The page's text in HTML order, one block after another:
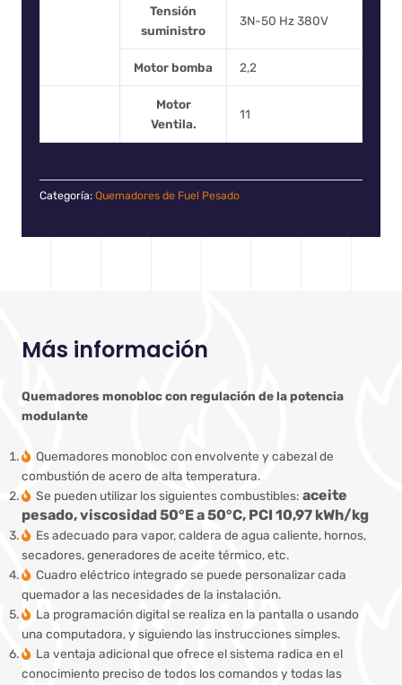
Tensión
suministro
3N-50 Hz 380V
Motor bomba 2,2
Motor
Ventila.
11
Categoría: Quemadores de Fuel Pesado
Más información
Quemadores monobloc con regulación de la potencia
modulante
Quemadores monobloc con envolvente y cabezal de
combustión de acero de alta temperatura.
Se pueden utilizar los siguientes combustibles: aceite
pesado, viscosidad 50°E a 50°C, PCI 10,97 kWh/kg
Es adecuado para vapor, caldera de agua caliente, hornos,
secadores, generadores de aceite térmico, etc.
Cuadro eléctrico integrado se puede personalizar cada
quemador a las necesidades de la instalación.
La programación digital se realiza en la pantalla o usando
una computadora, y siguiendo las instrucciones simples.
La ventaja adicional que ofrece el sistema radica en el
conocimiento preciso de todos los comandos y todas las